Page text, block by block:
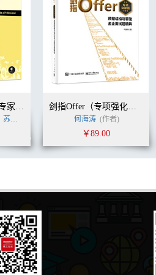
苏丹 何海涛 (作者)
￥89.00